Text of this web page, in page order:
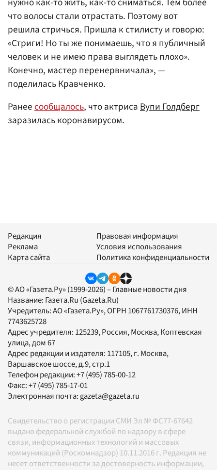
что волосы стали отрастать. Поэтому вот
решила стричься. Пришла к стилисту и говорю:
«Стриги! Но ты же понимаешь, что я публичный
человек и не имею права выглядеть плохо».
Конечно, мастер перенервничала», —
поделилась Кравченко.
Ранеесообщалось, что актрисаВупи Голдберг
заразилась коронавирусом.
Редакция
Реклама
Карта сайта
Правовая информация
Условия использования
Политика конфиденциальности
© АО «Газета.Ру» (1999-2026) – Главные новости дня
Название: Газета.Ru (Gazeta.Ru)
Учредитель:АО «Газета.Ру», ОГРН 1067761730376, ИНН
7743625728
Адрес учредителя: 125239, Россия, Москва, Коптевская
улица, дом 67
Адрес редакции и издателя: 117105, г. Москва,
Варшавское шоссе, д.9, стр.1
Телефон редакции:+7 (495) 785-00-12
Факс:+7 (495) 785-17-01
Электронная почта:gazeta@gazeta.ru
Свидетельство о регистрации СМИ Эл № ФС77-67642
выдано федеральной службой по надзору в сфере
связи, информационных технологий и массовых
коммуникаций (Роскомнадзор) 10.11.2016 г. Редакция не
несет ответственности за достоверность информации,